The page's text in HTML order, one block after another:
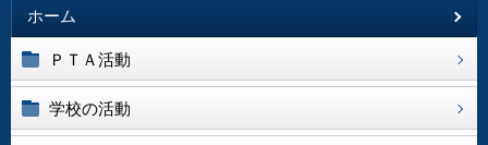
ホーム
ＰＴＡ活動
学校の活動